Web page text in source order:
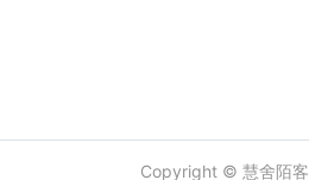
Copyright © 慧舍陌客